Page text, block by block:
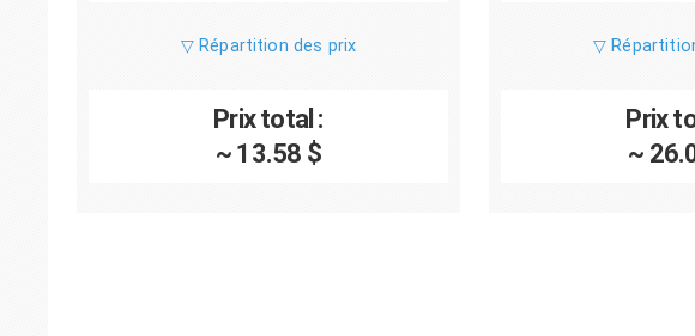
▽ Répartition des prix
Prix total :
~ 13.58 $
▽
Prix
~